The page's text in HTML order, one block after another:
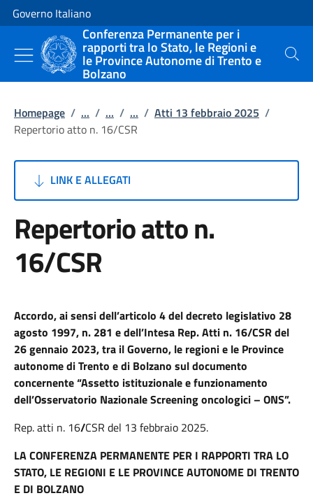
Vai al contenuto
Vai alla navigazione del sito
Governo Italiano
Conferenza Permanente per i
rapporti tra lo Stato, le Regioni e
le Province Autonome di Trento e
Bolzano
Cerca
Homepage / ... / ... / ... / Atti 13 febbraio 2025 /
Repertorio atto n. 16/CSR
LINK E ALLEGATI
Repertorio atto n.
16/CSR
Accordo, ai sensi dell’articolo 4 del decreto legislativo 28
agosto 1997, n. 281 e dell’Intesa Rep. Atti n. 16/CSR del
26 gennaio 2023, tra il Governo, le regioni e le Province
autonome di Trento e di Bolzano sul documento
concernente “Assetto istituzionale e funzionamento
dell’Osservatorio Nazionale Screening oncologici – ONS”.
Rep. atti n. 16/CSR del 13 febbraio 2025.
LA CONFERENZA PERMANENTE PER I RAPPORTI TRA LO
STATO, LE REGIONI E LE PROVINCE AUTONOME DI TRENTO
E DI BOLZANO